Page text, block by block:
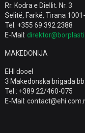
Rr. Kodra e Diellit. Nr. 3
Selitë, Farkë, Tirana
Tel: +355 69 392 2388
E-Mail:
MAKEDONIJA
EHI dooel
3 Makedonska brigada bb
Tel : +389 22/460-075
E-Mail: